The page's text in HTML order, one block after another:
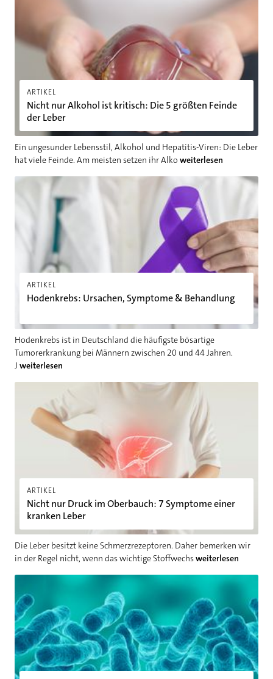
ARTIKEL
Nicht nur Alkohol ist kritisch: Die 5 größten Feinde
der Leber
Ein ungesunder Lebensstil, Alkohol und Hepatitis-Viren: Die Leber
hat viele Feinde. Am meisten setzen ihr Alko weiterlesen
ARTIKEL
Hodenkrebs: Ursachen, Symptome & Behandlung
Hodenkrebs ist in Deutschland die häufigste bösartige
Tumorerkrankung bei Männern zwischen 20 und 44 Jahren.
J weiterlesen
Hodenkrebs: Ursachen, Symptome & Behandlung
ARTIKEL
Nicht nur Druck im Oberbauch: 7 Symptome einer
kranken Leber
Die Leber besitzt keine Schmerzrezeptoren. Daher bemerken wir
in der Regel nicht, wenn das wichtige Stoffwechsweiterlesen
Nicht nur Druck im Oberbauch: 7 Symptome einer kranken
Legionärskrankheit: Ursachen, Symptome und Behandlung